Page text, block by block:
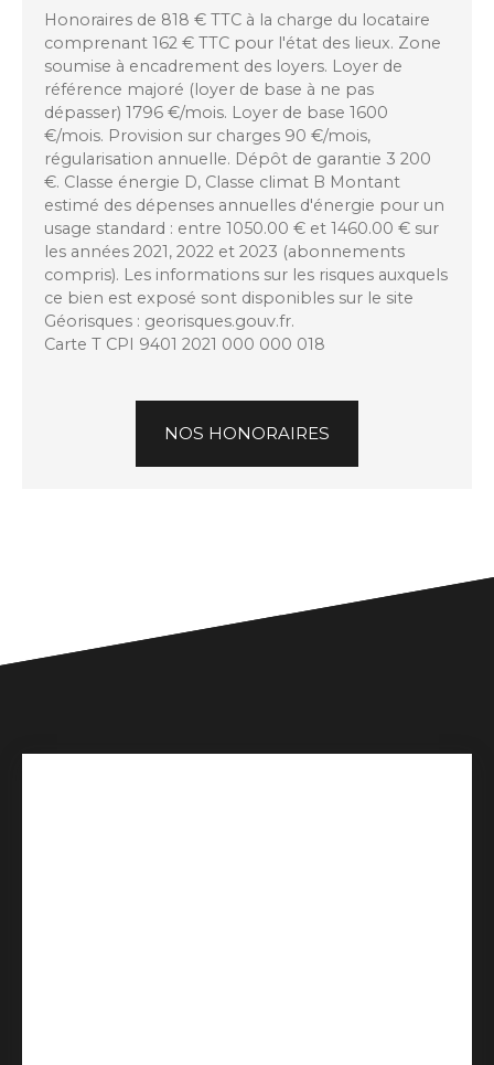
Honoraires de 818 € TTC à la charge du locataire
comprenant 162 € TTC pour l'état des lieux. Zone
soumise à encadrement des loyers. Loyer de
référence majoré (loyer de base à ne pas
dépasser) 1796 €/mois. Loyer de base 1600
€/mois. Provision sur charges 90 €/mois,
régularisation annuelle. Dépôt de garantie 3 200
€. Classe énergie D, Classe climat B Montant
estimé des dépenses annuelles d'énergie pour un
usage standard : entre 1050.00 € et 1460.00 € sur
les années 2021, 2022 et 2023 (abonnements
compris). Les informations sur les risques auxquels
ce bien est exposé sont disponibles sur le site
Géorisques : georisques.gouv.fr.
Carte T CPI 9401 2021 000 000 018
NOS HONORAIRES